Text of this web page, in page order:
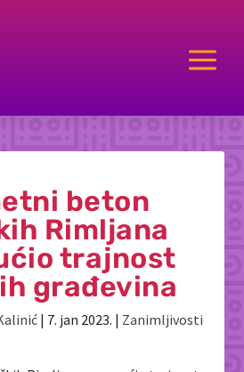
a
beton
Rimljana
trajnost
građevina
| 7. jan 2023. | Zanimljivosti